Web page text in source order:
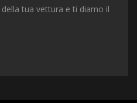
tua vettura e ti diamo il